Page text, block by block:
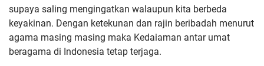
supaya saling mengingatkan walaupun kita berbeda
keyakinan. Dengan ketekunan dan rajin beribadah menurut
agama masing masing maka Kedaiaman antar umat
beragama di Indonesia tetap terjaga.